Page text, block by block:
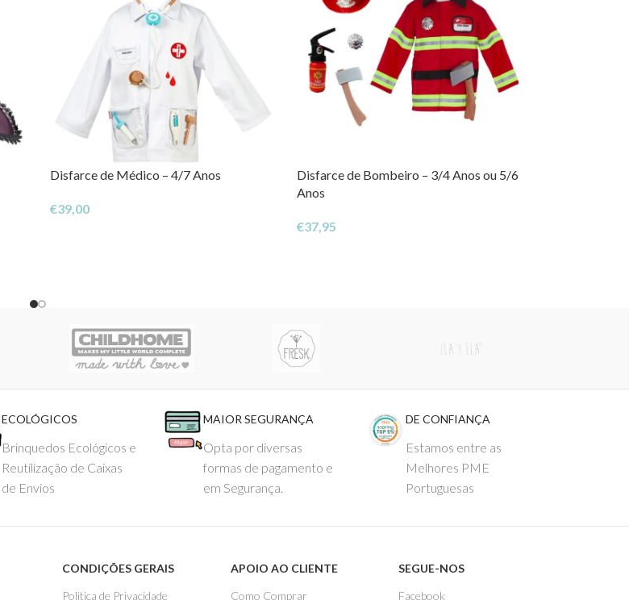
Disfarce de Médico – 4/7 Anos
€39,00
Disfarce de Bombeiro – 3/4 Anos ou 5/6
Anos
€37,95
ECOLÓGICOS
Brinquedos Ecológicos e
Reutilização de Caixas
de Envios
MAIOR SEGURANÇA
Opta por diversas
formas de pagamento e
em Segurança.
DE CONFIANÇA
Estamos entre as
Melhores PME
Portuguesas
CONDIÇÕES GERAIS
Politica de Privacidade
APOIO AO CLIENTE
Como Comprar
SEGUE-NOS
Facebook